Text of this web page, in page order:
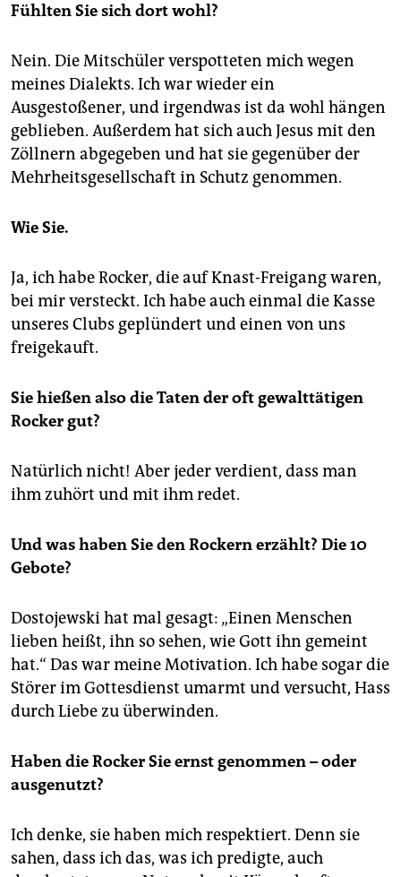
Fühlten Sie sich dort wohl?
Nein. Die Mitschüler verspotteten mich wegen
meines Dialekts. Ich war wieder ein
Ausgestoßener, und irgendwas ist da wohl hängen
geblieben. Außerdem hat sich auch Jesus mit den
Zöllnern abgegeben und hat sie gegenüber der
Mehrheitsgesellschaft in Schutz genommen.
Wie Sie.
Ja, ich habe Rocker, die auf Knast-Freigang waren,
bei mir versteckt. Ich habe auch einmal die Kasse
unseres Clubs geplündert und einen von uns
freigekauft.
Sie hießen also die Taten der oft gewalttätigen
Rocker gut?
Natürlich nicht! Aber jeder verdient, dass man
ihm zuhört und mit ihm redet.
Und was haben Sie den Rockern erzählt? Die 10
Gebote?
Dostojewski hat mal gesagt: „Einen Menschen
lieben heißt, ihn so sehen, wie Gott ihn gemeint
hat.“ Das war meine Motivation. Ich habe sogar die
Störer im Gottesdienst umarmt und versucht, Hass
durch Liebe zu überwinden.
Haben die Rocker Sie ernst genommen – oder
ausgenutzt?
Ich denke, sie haben mich respektiert. Denn sie
sahen, dass ich das, was ich predigte, auch